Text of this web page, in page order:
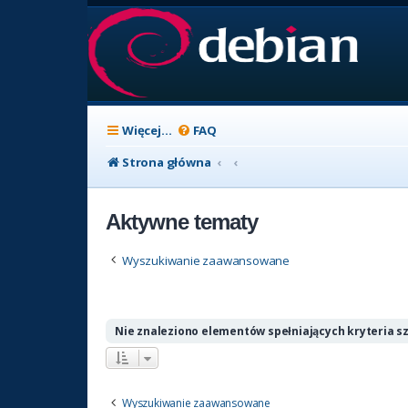
Więcej… FAQ
Strona główna
Aktywne tematy
Wyszukiwanie zaawansowane
Nie znaleziono elementów spełniających kryteria
Wyszukiwanie zaawansowane